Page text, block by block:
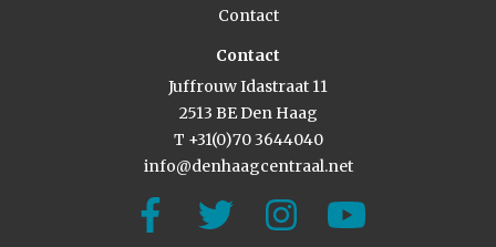
Contact
Contact
Juffrouw Idastraat 11
2513 BE Den Haag
T +31(0)70 3644040
info@denhaagcentraal.net